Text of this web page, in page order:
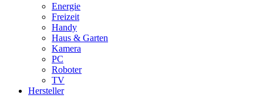
Energie
Freizeit
Handy
Haus & Garten
Kamera
PC
Roboter
TV
Hersteller